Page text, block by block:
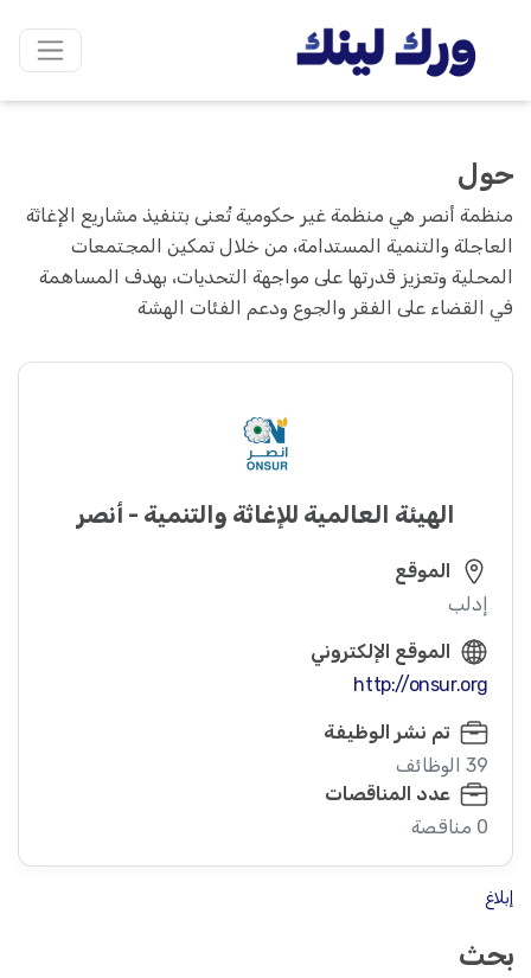
الهيئة العالمية للإغاثة والتنمية - أنصر
الموقع
إدلب
الموقع الإلكتروني
http://onsur.org
تم نشر الوظيفة
39 الوظائف
عدد المناقصات
0 مناقصة
إبلاغ
حول
منظمة أنصر هي منظمة غير حكومية تُعنى بتنفيذ مشاريع الإغاثة
العاجلة والتنمية المستدامة، من خلال تمكين المجتمعات
المحلية وتعزيز قدرتها على مواجهة التحديات، بهدف المساهمة
في القضاء على الفقر والجوع ودعم الفئات الهشة
بحث